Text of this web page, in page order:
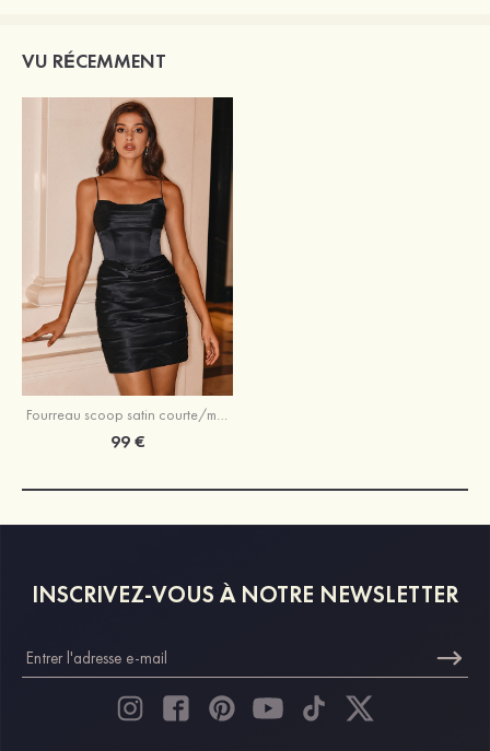
VU RÉCEMMENT
Fourreau scoop satin courte/mini robe de fête de la rentrée
99 €
INSCRIVEZ-VOUS À NOTRE NEWSLETTER